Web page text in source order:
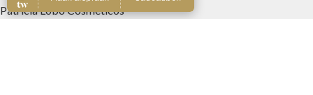
Patricia Lobo Cosmeticos